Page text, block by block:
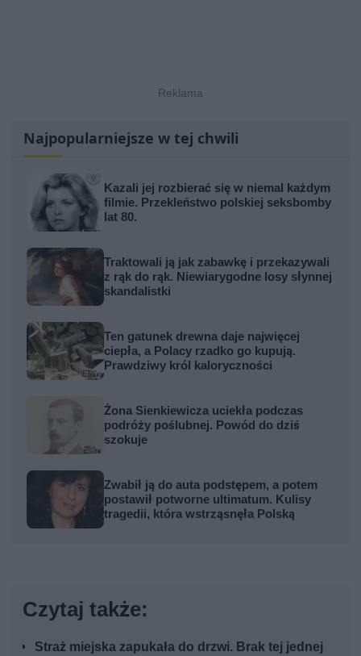
Najpopularniejsze w tej chwili
Kazali jej rozbierać się w niemal każdym
filmie. Przekleństwo polskiej seksbomby
lat 80.
Traktowali ją jak zabawkę i przekazywali
z rąk do rąk. Niewiarygodne losy słynnej
skandalistki
Ten gatunek drewna daje najwięcej
ciepła, a Polacy rzadko go kupują.
Prawdziwy król kaloryczności
Żona Sienkiewicza uciekła podczas
podróży poślubnej. Powód do dziś
szokuje
Zwabił ją do auta podstępem, a potem
postawił potworne ultimatum. Kulisy
tragedii, która wstrząsnęła Polską
Czytaj także:
Straż miejska zapukała do drzwi. Brak tej jednej